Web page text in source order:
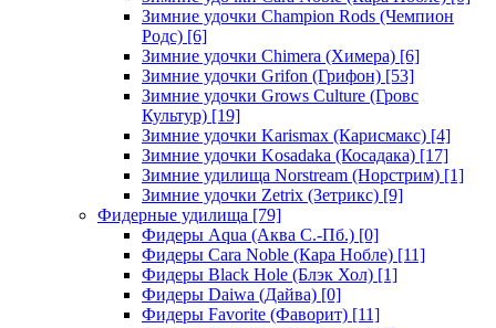
Зимние удочки Champion Rods (Чемпион
Родс) [6]
Зимние удочки Chimera (Химера) [6]
Зимние удочки Grifon (Грифон) [53]
Зимние удочки Grows Culture (Гровс
Культур) [19]
Зимние удочки Karismax (Карисмакс) [4]
Зимние удочки Kosadaka (Косадака) [17]
Зимние удилища Norstream (Норстрим) [1]
Зимние удочки Zetrix (Зетрикс) [9]
Фидерные удилища [79]
Фидеры Aqua (Аква С.-Пб.) [0]
Фидеры Cara Noble (Кара Нобле) [11]
Фидеры Black Hole (Блэк Хол) [1]
Фидеры Daiwa (Дайва) [0]
Фидеры Favorite (Фаворит) [11]